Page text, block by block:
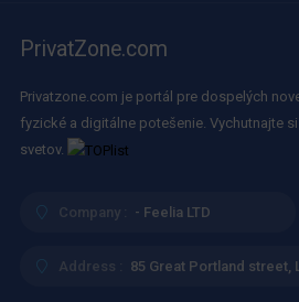
PrivatZone.com
Privatzone.com je portál pre dospelých
fyzické a digitálne potešenie. Vychutnajte
svetov.
Company : - Feelia LTD
Address : 85 Great Portland street,